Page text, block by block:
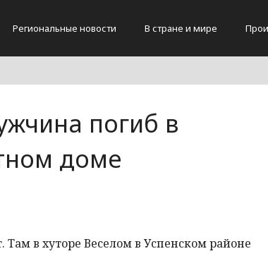
Региональные новости В стране и мире
погиб в
доме
в хуторе Веселом в Успенском районе